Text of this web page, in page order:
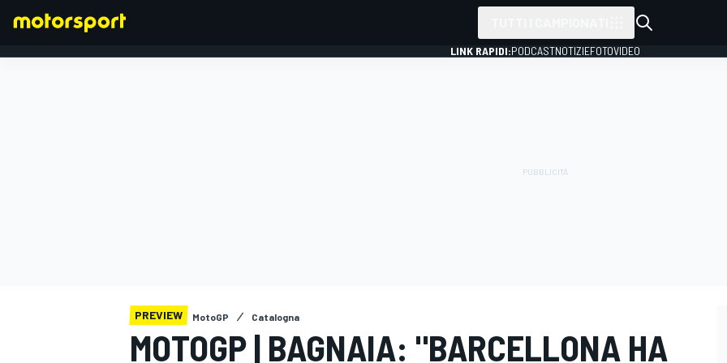
LINK RAPIDI:PODCASTNOTIZIEFOTOVIDEO
PREVIEW MotoGP Catalogna
MOTOGP | BAGNAIA: "BARCELLONA HA